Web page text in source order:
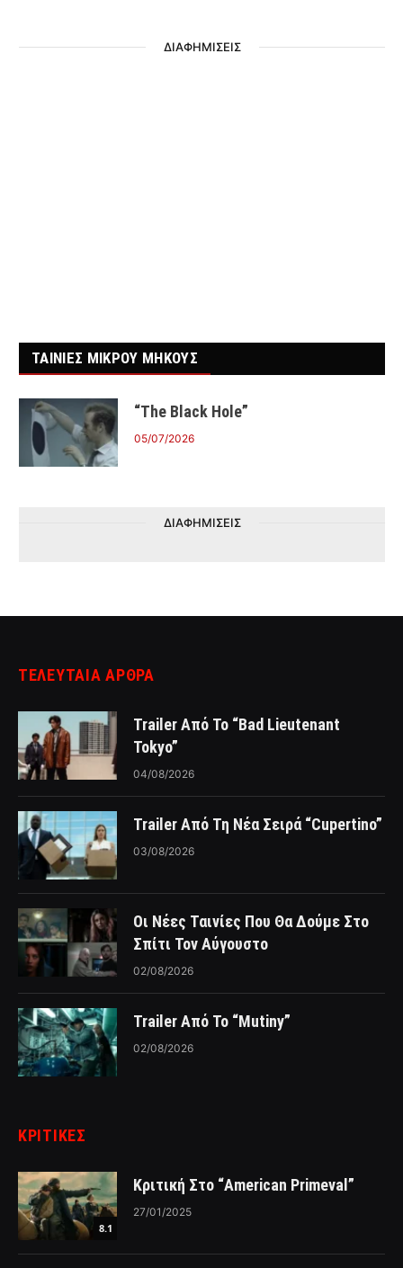
ΔΙΑΦΗΜΙΣΕΙΣ
ΤΑΙΝΙΕΣ ΜΙΚΡΟΥ ΜΗΚΟΥΣ
“The Black Hole”
05/07/2026
ΔΙΑΦΗΜΙΣΕΙΣ
ΤΕΛΕΥΤΑΙΑ ΑΡΘΡΑ
Trailer Από Το “Bad Lieutenant
Tokyo”
04/08/2026
Trailer Από Τη Νέα Σειρά “Cupertino”
03/08/2026
Οι Νέες Ταινίες Που Θα Δούμε Στο
Σπίτι Τον Αύγουστο
02/08/2026
Trailer Από Το “Mutiny”
02/08/2026
ΚΡΙΤΙΚΈΣ
8.1
Κριτική Στο “American Primeval”
27/01/2025